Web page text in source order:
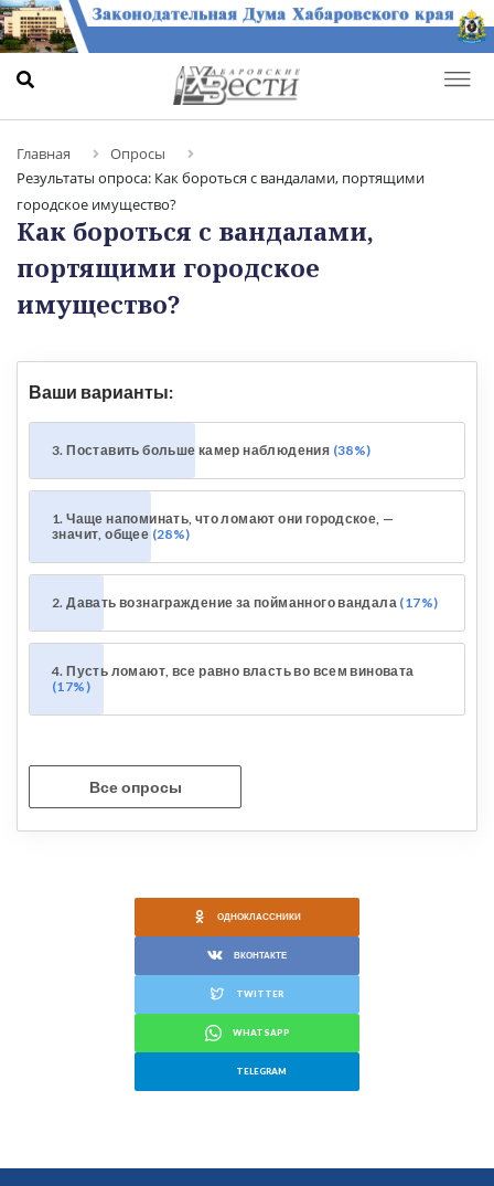
Главная
Опросы
Результаты опроса: Как бороться с вандалами, портящими
городское имущество?
Как бороться с вандалами,
портящими городское
имущество?
Ваши варианты:
3. Поставить больше камер наблюдения 38%
1. Чаще напоминать, что ломают они городское, —
значит, общее 28%
2. Давать вознаграждение за пойманного вандала 17%
4. Пусть ломают, все равно власть во всем виновата
17%
Все опросы
ОДНОКЛАССНИКИ
ВКОНТАКТЕ
TWITTER
WHATSAPP
TELEGRAM